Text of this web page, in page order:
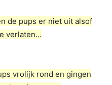
de pups er niet uit alsof
verlaten…
vrolijk rond en gingen